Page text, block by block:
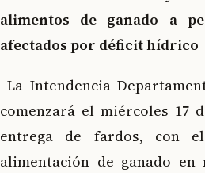
alimentos de ganado a
afectados por déficit hídrico
La Intendencia
comenzará el miércoles 17
entrega de fardos, con
alimentación de ganado en